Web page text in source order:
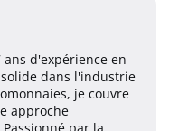
d'expérience en
dans l'industrie
je couvre
approche